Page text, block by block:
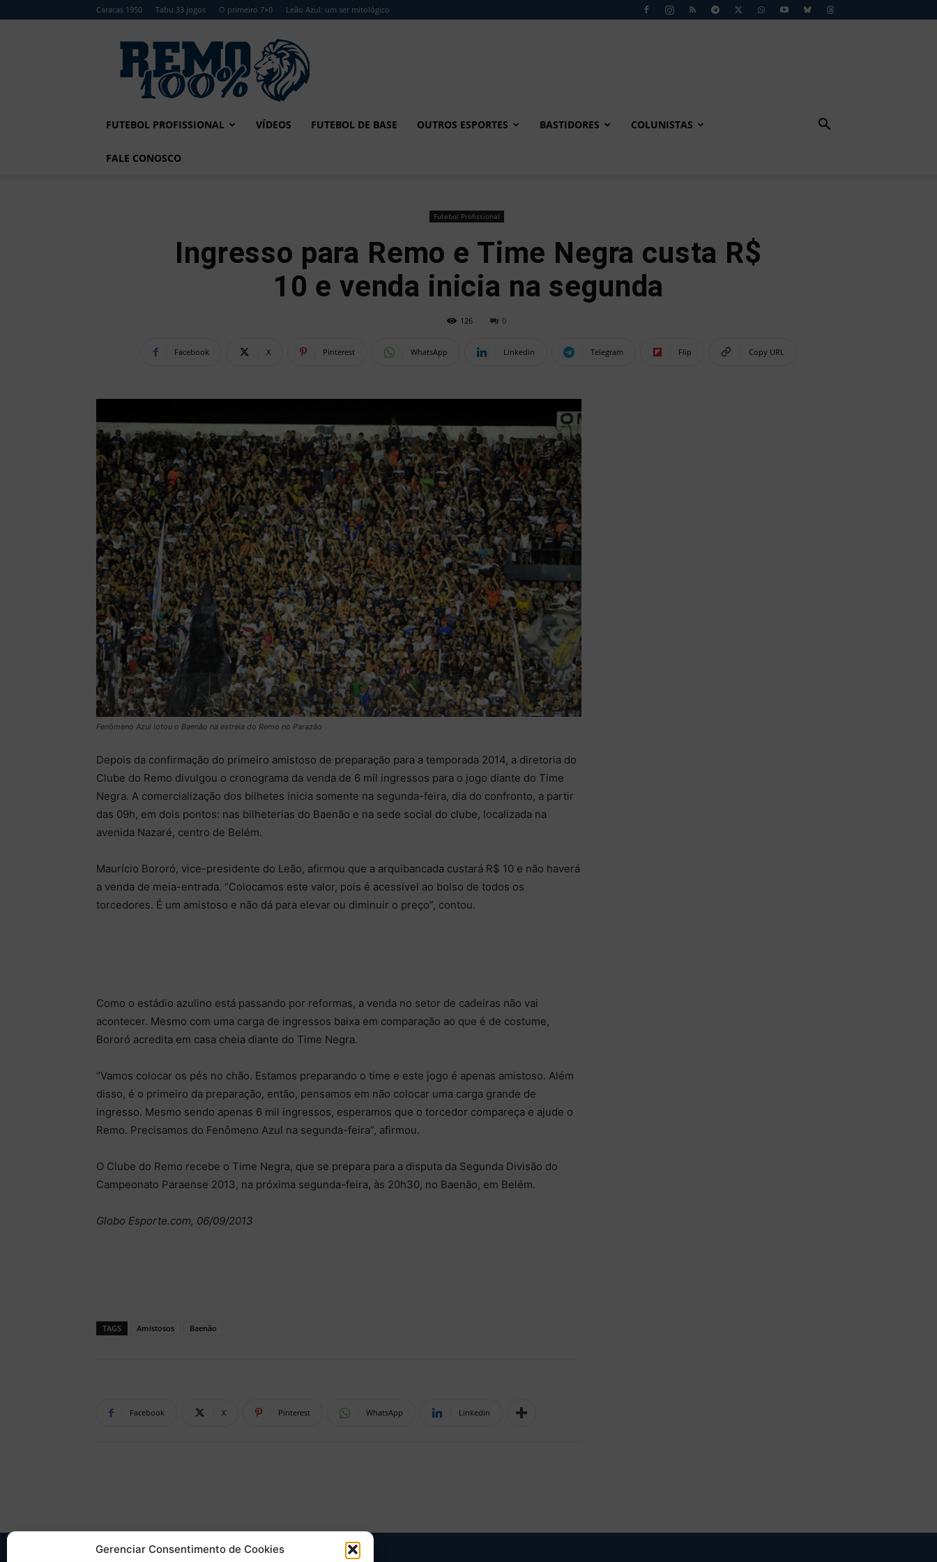
Gerenciar Consentimento de Cookies
Caracas 1950 Tabu 33 jogos O primeiro 7×0 Leão Azul: um ser mitológico
Remo
FUTEBOL PROFISSIONAL VÍDEOS FUTEBOL DE BASE OUTROS ESPORTES BASTIDORES COLUNISTAS
FALE CONOSCO
Futebol Profissional
Ingresso para Remo e Time Negra custa R$
10 e venda inicia na segunda
126 0
Facebook X Pinterest WhatsApp Linkedin Telegram Flip Copy URL
Fenômeno Azul lotou o Baenão na estreia do Remo no Parazão
Depois da confirmação do primeiro amistoso de preparação para a temporada 2014, a diretoria do
Clube do Remo divulgou o cronograma da venda de 6 mil ingressos para o jogo diante do Time
Negra. A comercialização dos bilhetes inicia somente na segunda-feira, dia do confronto, a partir
das 09h, em dois pontos: nas bilheterias do Baenão e na sede social do clube, localizada na
avenida Nazaré, centro de Belém.
Maurício Bororó, vice-presidente do Leão, afirmou que a arquibancada custará R$ 10 e não haverá
a venda de meia-entrada. “Colocamos este valor, pois é acessível ao bolso de todos os
torcedores. É um amistoso e não dá para elevar ou diminuir o preço”, contou.
Como o estádio azulino está passando por reformas, a venda no setor de cadeiras não vai
acontecer. Mesmo com uma carga de ingressos baixa em comparação ao que é de costume,
Bororó acredita em casa cheia diante do Time Negra.
“Vamos colocar os pés no chão. Estamos preparando o time e este jogo é apenas amistoso. Além
disso, é o primeiro da preparação, então, pensamos em não colocar uma carga grande de
ingresso. Mesmo sendo apenas 6 mil ingressos, esperamos que o torcedor compareça e ajude o
Remo. Precisamos do Fenômeno Azul na segunda-feira”, afirmou.
O Clube do Remo recebe o Time Negra, que se prepara para a disputa da Segunda Divisão do
Campeonato Paraense 2013, na próxima segunda-feira, às 20h30, no Baenão, em Belém.
Globo Esporte.com, 06/09/2013
TAGS Amistosos Baenão
Facebook X Pinterest WhatsApp Linkedin